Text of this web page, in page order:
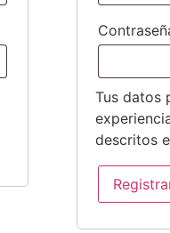
Tus datos
descritos